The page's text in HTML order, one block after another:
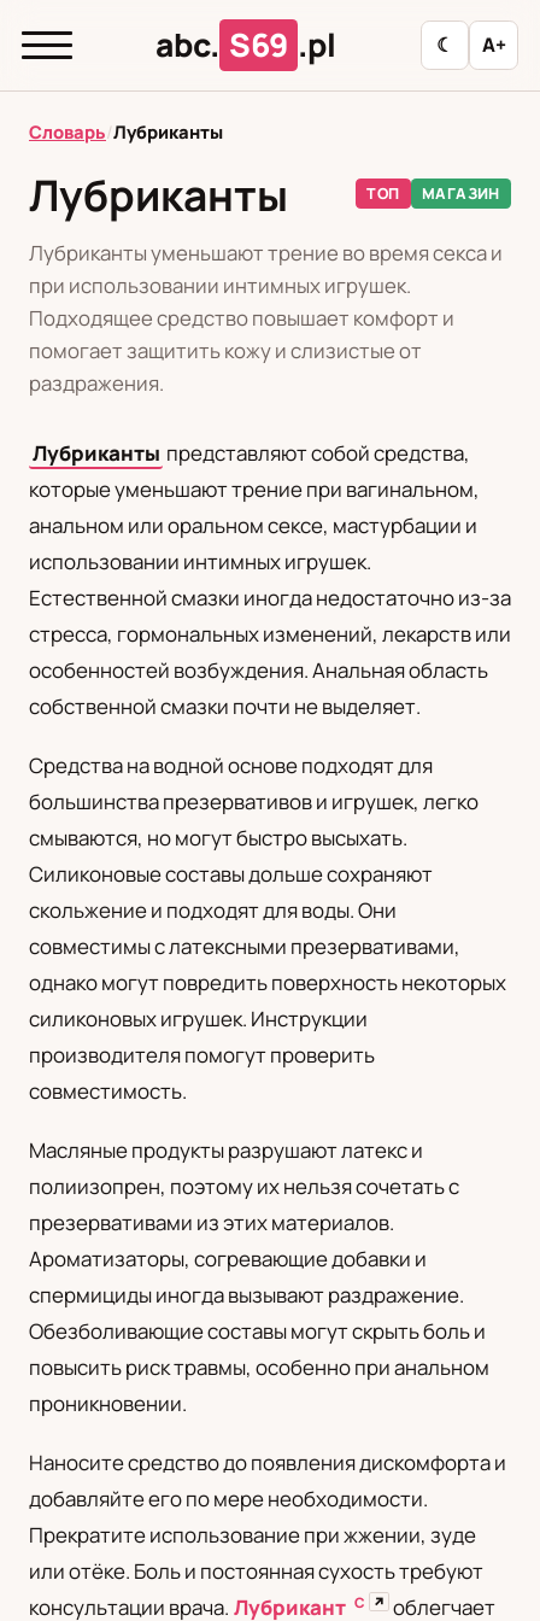
abc. S69 .pl ☾ A+
abc.
Л
М Н О П Р С Т
Ф
Ц Ш Э
Polski Русский
Українська
Словарь/Лубриканты
Лубриканты ТОП МАГАЗИН
Лубриканты уменьшают трение во время секса и
при использовании интимных игрушек.
Подходящее средство повышает комфорт и
помогает защитить кожу и слизистые от
раздражения.
Лубриканты представляют собой средства,
которые уменьшают трение при вагинальном,
анальном или оральном сексе, мастурбации и
использовании интимных игрушек.
Естественной смазки иногда недостаточно из-за
стресса, гормональных изменений, лекарств или
особенностей возбуждения. Анальная область
собственной смазки почти не выделяет.
Средства на водной основе подходят для
большинства презервативов и игрушек, легко
смываются, но могут быстро высыхать.
Силиконовые составы дольше сохраняют
скольжение и подходят для воды. Они
совместимы с латексными презервативами,
однако могут повредить поверхность некоторых
силиконовых игрушек. Инструкции
производителя помогут проверить
совместимость.
Масляные продукты разрушают латекс и
полиизопрен, поэтому их нельзя сочетать с
презервативами из этих материалов.
Ароматизаторы, согревающие добавки и
спермициды иногда вызывают раздражение.
Обезболивающие составы могут скрыть боль и
повысить риск травмы, особенно при анальном
проникновении.
Наносите средство до появления дискомфорта и
добавляйте его по мере необходимости.
Прекратите использование при жжении, зуде
или отёке. Боль и постоянная сухость требуют
консультации врача. Лубрикант С ↗ облегчает